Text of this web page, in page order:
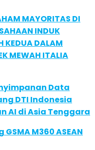
MAYORITAS DI
INDUK
KEDUA DALAM
MEWAH ITALIA
Data
DTI Indonesia
AI di Asia Tenggara
M360 ASEAN